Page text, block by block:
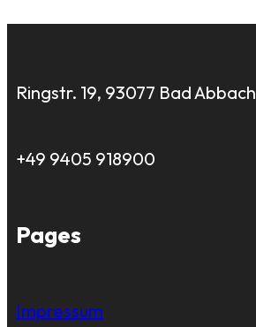
Ringstr. 19, 93077 Bad Abbach
+49 9405 918900
Pages
Impressum